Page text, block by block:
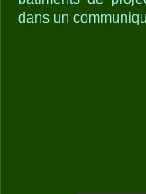
dans un